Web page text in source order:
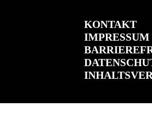
KONTAKT
IMPRESSUM